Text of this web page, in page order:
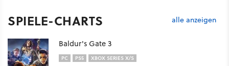
SPIELE-CHARTS alle anzeigen
Baldur's Gate 3
PC PS5 XBOX SERIES X/S